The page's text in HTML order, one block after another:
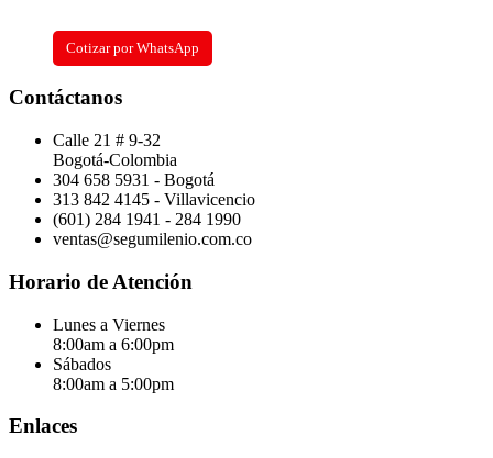
Cotizar por WhatsApp
Contáctanos
Calle 21 # 9-32
Bogotá-Colombia
304 658 5931 - Bogotá
313 842 4145 - Villavicencio
(601) 284 1941 - 284 1990
ventas@segumilenio.com.co
Horario de Atención
Lunes a Viernes
8:00am a 6:00pm
Sábados
8:00am a 5:00pm
Enlaces